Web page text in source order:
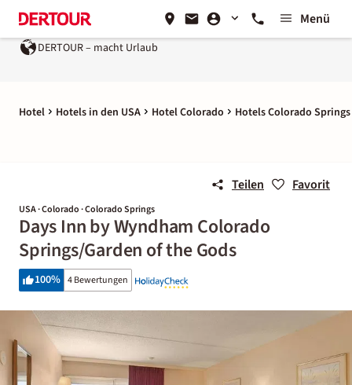
Menü
DERTOUR – macht Urlaub
Hotel Hotels in den USA Hotel Colorado Hotels Colorado Springs
Teilen Favorit
USA · Colorado · Colorado Springs
Days Inn by Wyndham Colorado
Springs/Garden of the Gods
100% 4 Bewertungen